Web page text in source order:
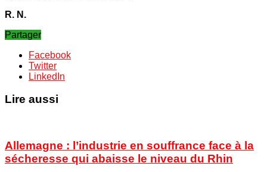
R. N.
Partager
Facebook
Twitter
LinkedIn
Lire aussi
Allemagne : l’industrie en souffrance face à la
sécheresse qui abaisse le niveau du Rhin